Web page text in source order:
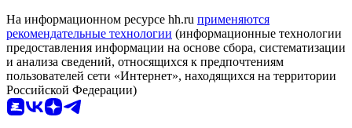
На информационном ресурсе hh.ru применяются
рекомендательные технологии (информационные технологии
предоставления информации на основе сбора, систематизации
и анализа сведений, относящихся к предпочтениям
пользователей сети «Интернет», находящихся на территории
Российской Федерации)